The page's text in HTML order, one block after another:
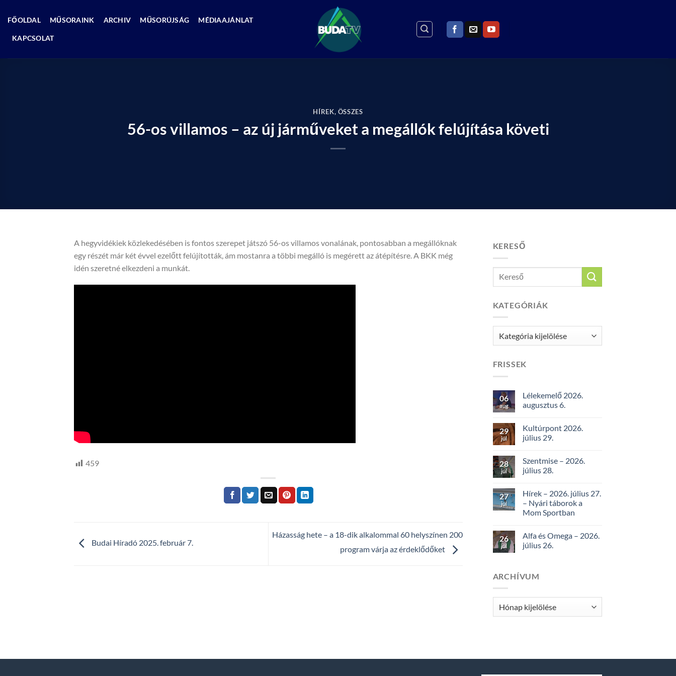
FŐOLDAL MŰSORAINK ARCHIV MŰSORÚJSÁG MÉDIAAJÁNLAT
KAPCSOLAT
HÍREK, ÖSSZES
56-os villamos – az új járműveket a megállók felújítása követi
A hegyvidékiek közlekedésében is fontos szerepet játszó 56-os villamos vonalának, pontosabban a megállóknak
egy részét már két évvel ezelőtt felújították, ám mostanra a többi megálló is megérett az átépítésre. A BKK még
idén szeretné elkezdeni a munkát.
459
Budai Híradó 2025. február 7.
Házasság hete – a 18-dik alkalommal 60 helyszínen 200
program várja az érdeklődőket
KERESŐ
KATEGÓRIÁK
Kategóriák
FRISSEK
06
aug
Lélekemelő 2026.
augusztus 6.
29
júl
Kultúrpont 2026.
július 29.
28
júl
Szentmise – 2026.
július 28.
27
júl
Hírek – 2026. július 27.
– Nyári táborok a
Mom Sportban
26
júl
Alfa és Omega – 2026.
július 26.
ARCHÍVUM
Archívum